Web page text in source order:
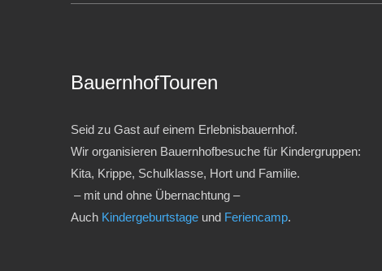
BauernhofTouren
Seid zu Gast auf einem Erlebnisbauernhof.
Wir organisieren Bauernhofbesuche für Kindergruppen:
Kita, Krippe, Schulklasse, Hort und Familie.
– mit und ohne Übernachtung –
Auch Kindergeburtstage und Feriencamp.